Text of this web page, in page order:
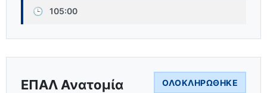
🕒 105:00
ΕΠΑΛ Ανατομία
ΟΛΟΚΛΗΡΏΘΗΚΕ